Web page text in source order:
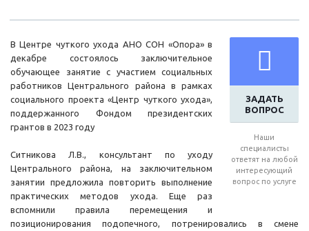
ЗАДАТЬ
ВОПРОС
Наши
специалисты
ответят на любой
интересующий
вопрос по услуге
В Центре чуткого ухода АНО СОН «Опора» в
декабре состоялось заключительное
обучающее занятие с участием социальных
работников Центрального района в рамках
социального проекта «Центр чуткого ухода»,
поддержанного Фондом президентских
грантов в 2023 году
Ситникова Л.В., консультант по уходу
Центрального района, на заключительном
занятии предложила повторить выполнение
практических методов ухода. Еще раз
вспомнили правила перемещения и
позиционирования подопечного, потренировались в смене